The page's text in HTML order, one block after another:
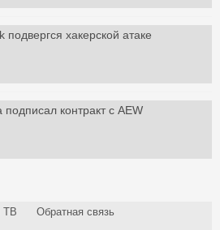
подвергся хакерской атаке
подписал контракт с AEW
ТВ Обратная связь